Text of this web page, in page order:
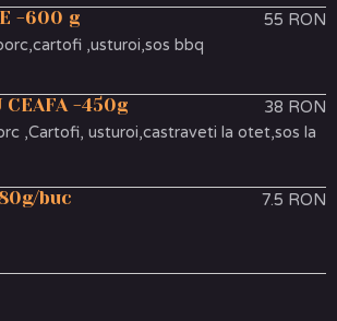
-600 g
55 RON
,usturoi,sos bbq
CEAFA -450g
38 RON
,Cartofi, usturoi,castraveti la otet,sos la
buc
7.5 RON